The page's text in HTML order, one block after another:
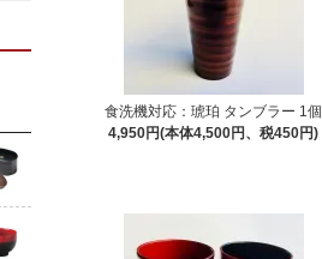
食洗機対応：琥珀 タンブラー 1個
4,950円(本体4,500円、税450円)